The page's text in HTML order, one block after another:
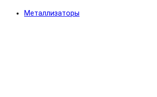
Металлизаторы